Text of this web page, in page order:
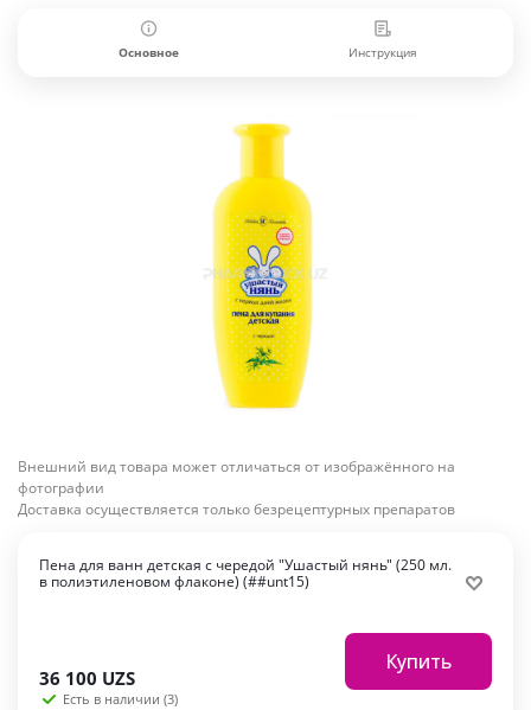
Основное Инструкция
Внешний вид товара может отличаться от изображённого на
фотографии
Доставка осуществляется только безрецептурных препаратов
Пена для ванн детская с чередой "Ушастый нянь" (250 мл.
в полиэтиленовом флаконе) (##unt15)
36 100 UZS
Есть в наличии (3)
Купить